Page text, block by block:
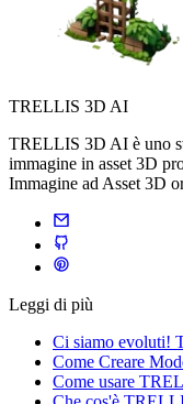
TRELLIS 3D AI
TRELLIS 3D AI è uno
immagine in asset 3D
Immagine ad Asset 3D
Leggi di più
Ci siamo evoluti!
Come Creare
Come usare